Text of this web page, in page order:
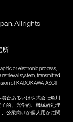
All rights
所
or electronic process,
retrieval system, transmitted
of KADOKAWA ASCII
合あるいは株式会社角川
的、光学的、機械的処理
公衆向けか個人用かに関